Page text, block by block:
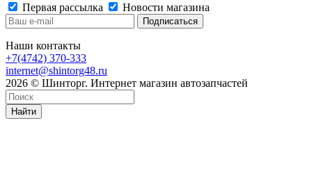
Первая рассылка
Новости магазина
Наши контакты
+7(4742) 370-333
internet@shintorg48.ru
2026 © Шинторг. Интернет магазин автозапчастей
Найти